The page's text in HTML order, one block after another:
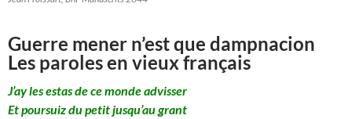
Guerre mener n’est que dampnacion
Les paroles en vieux français
J’ay les estas de ce monde advisser
Et poursuiz du petit jusqu’au grant